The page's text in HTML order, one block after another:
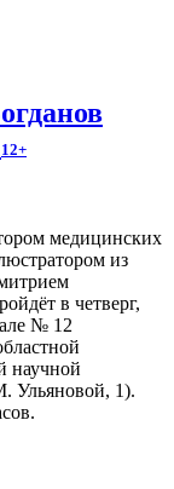
12+
медицинских
из
в четверг,
№ 12
научной
Ульяновой, 1).